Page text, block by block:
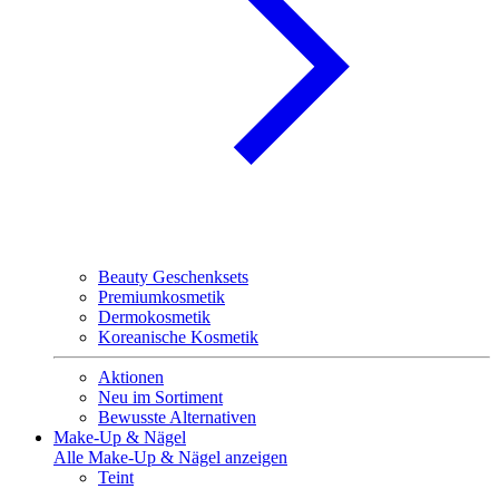
Beauty Geschenksets
Premiumkosmetik
Dermokosmetik
Koreanische Kosmetik
Aktionen
Neu im Sortiment
Bewusste Alternativen
Make-Up & Nägel
Alle Make-Up & Nägel anzeigen
Teint